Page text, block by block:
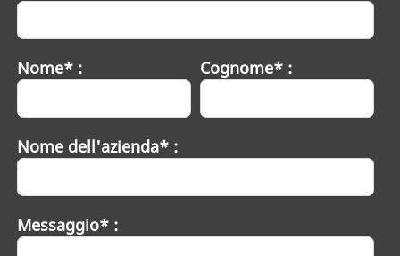
Nome* : Cognome* :
Nome dell'azienda* :
Messaggio* :